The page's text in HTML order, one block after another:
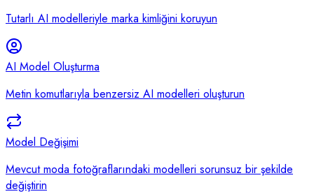
Tutarlı AI modelleriyle marka kimliğini koruyun
AI Model Oluşturma
Metin komutlarıyla benzersiz AI modelleri oluşturun
Model Değişimi
Mevcut moda fotoğraflarındaki modelleri sorunsuz bir şekilde
değiştirin